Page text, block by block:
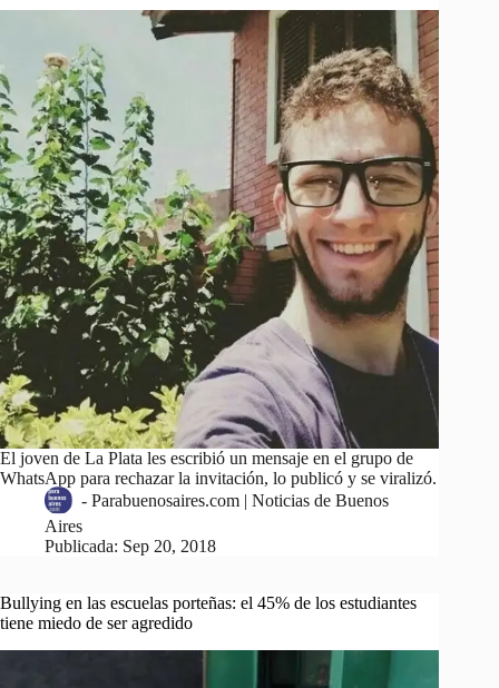
El joven de La Plata les escribió un mensaje en el grupo de
WhatsApp para rechazar la invitación, lo publicó y se viralizó.
- Parabuenosaires.com | Noticias de Buenos
Aires
Publicada: Sep 20, 2018
Bullying en las escuelas porteñas: el 45% de los estudiantes
tiene miedo de ser agredido